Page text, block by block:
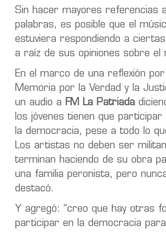
Sin hacer mayores referencias
palabras, es posible que el
estuviera respondiendo a
a raíz de sus opiniones sobre el
En el marco de una reflexión
Memoria por la Verdad y la
un audio a FM La Patriada
los jóvenes tienen que
la democracia, pese a todo lo
Los artistas no deben ser
terminan haciendo de su obra
una familia peronista, pero
destacó.
Y agregó: “creo que hay otras
participar en la democracia